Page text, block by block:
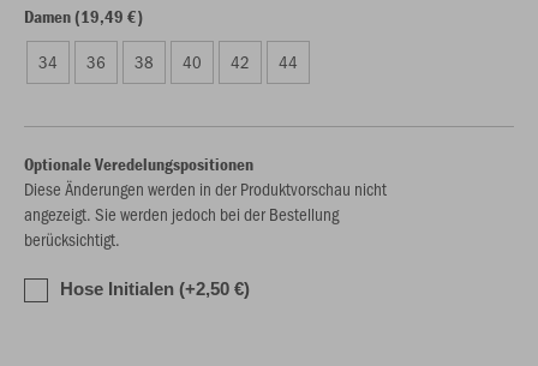
Damen (19,49 €)
34 36 38 40 42 44
Optionale Veredelungspositionen
Diese Änderungen werden in der Produktvorschau nicht
angezeigt. Sie werden jedoch bei der Bestellung
berücksichtigt.
Hose Initialen (+2,50 €)